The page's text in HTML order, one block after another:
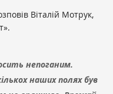
Віталій Мотрук,
непоганим.
наших полях був